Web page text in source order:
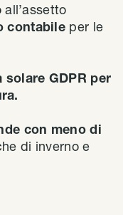
contabile per le
solare GDPR per
con meno di
di inverno e